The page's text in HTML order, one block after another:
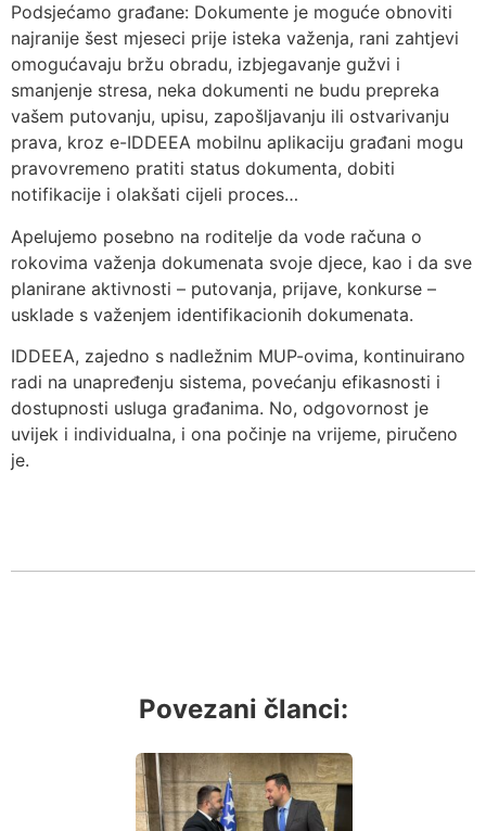
Podsjećamo građane: Dokumente je moguće obnoviti
najranije šest mjeseci prije isteka važenja, rani zahtjevi
omogućavaju bržu obradu, izbjegavanje gužvi i
smanjenje stresa, neka dokumenti ne budu prepreka
vašem putovanju, upisu, zapošljavanju ili ostvarivanju
prava, kroz e-IDDEEA mobilnu aplikaciju građani mogu
pravovremeno pratiti status dokumenta, dobiti
notifikacije i olakšati cijeli proces…
Apelujemo posebno na roditelje da vode računa o
rokovima važenja dokumenata svoje djece, kao i da sve
planirane aktivnosti – putovanja, prijave, konkurse –
usklade s važenjem identifikacionih dokumenata.
IDDEEA, zajedno s nadležnim MUP-ovima, kontinuirano
radi na unapređenju sistema, povećanju efikasnosti i
dostupnosti usluga građanima. No, odgovornost je
uvijek i individualna, i ona počinje na vrijeme, piručeno
je.
Povezani članci: